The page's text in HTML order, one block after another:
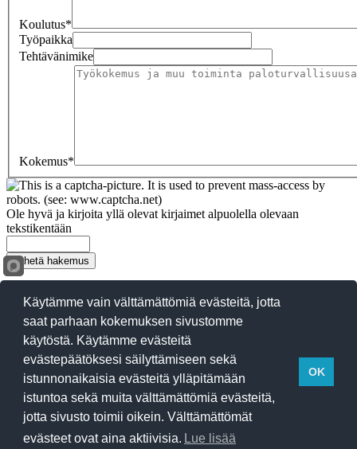
Koulutus*
Työpaikka
Tehtävänimike
Kokemus*
Ole hyvä ja kirjoita yllä olevat kirjaimet alpuolella olevaan
tekstikentään
© Copyright 2013-2026
Suomen Paloinsinööriyhdistys ry
Tietosuojaseloste
Toiminta
Hallitus
Jäsenasiat
Materiaalipankki
Käytämme vain välttämättömiä evästeitä, jotta
saat parhaan kokemuksen sivustomme
käytöstä. Käytämme evästeitä
evästepäätöksesi säilyttämiseen sekä
istunnonaikaisia evästeitä ylläpitämään
istuntoa sekä muita välttämättömiä evästeitä,
jotta sivusto toimii oikein. Välttämättömät
evästeet ovat aina aktiivisia. Lue lisää
OK